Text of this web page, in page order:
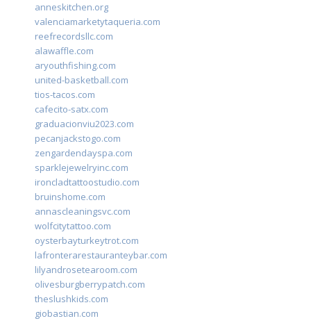
anneskitchen.org
valenciamarketytaqueria.com
reefrecordsllc.com
alawaffle.com
aryouthfishing.com
united-basketball.com
tios-tacos.com
cafecito-satx.com
graduacionviu2023.com
pecanjackstogo.com
zengardendayspa.com
sparklejewelryinc.com
ironcladtattoostudio.com
bruinshome.com
annascleaningsvc.com
wolfcitytattoo.com
oysterbayturkeytrot.com
lafronterarestauranteybar.com
lilyandrosetearoom.com
olivesburgberrypatch.com
theslushkids.com
giobastian.com